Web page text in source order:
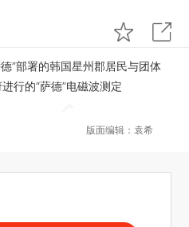
”部署的韩国星州郡居民与团体
行的“萨德”电磁波测定
版面编辑：袁希